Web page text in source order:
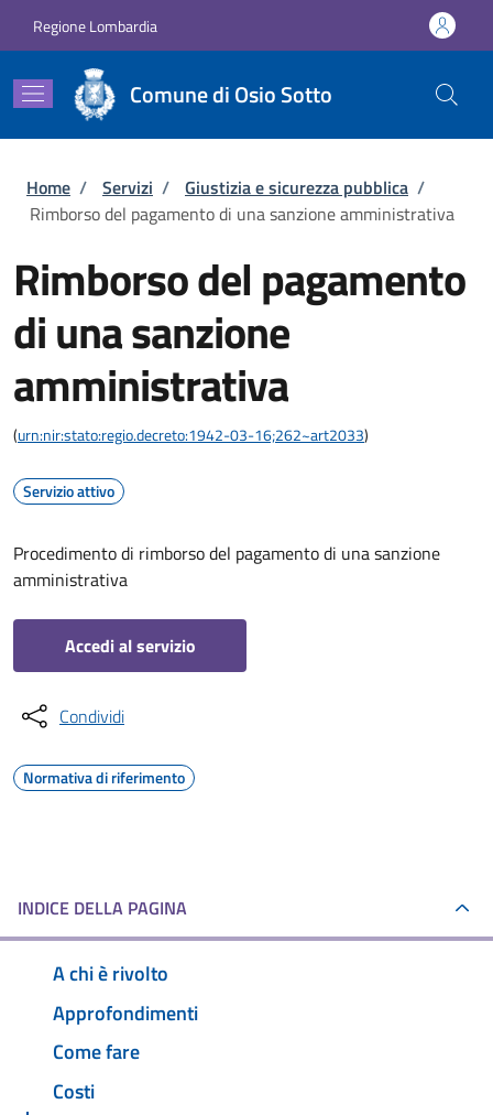
Regione Lombardia
Comune di Osio Sotto
Briciole di pane
Home / Servizi / Giustizia e sicurezza pubblica /
Rimborso del pagamento di una sanzione amministrativa
Rimborso del pagamento
di una sanzione
amministrativa
(urn:nir:stato:regio.decreto:1942-03-16;262~art2033)
Servizio attivo
Procedimento di rimborso del pagamento di una sanzione
amministrativa
Accedi al servizio
Condividi
Normativa di riferimento
INDICE DELLA PAGINA
A chi è rivolto
Approfondimenti
Come fare
Costi